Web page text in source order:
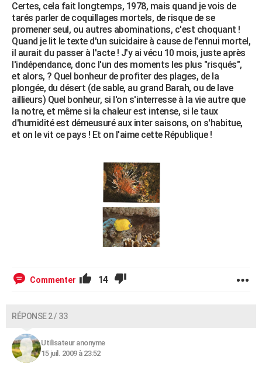
Certes, cela fait longtemps, 1978, mais quand je vois de
tarés parler de coquillages mortels, de risque de se
promener seul, ou autres abominations, c'est choquant !
Quand je lit le texte d'un suicidaire à cause de l'ennui mortel,
il aurait du passer à l'acte ! J'y ai vécu 10 mois, juste après
l'indépendance, donc l'un des moments les plus "risqués",
et alors, ? Quel bonheur de profiter des plages, de la
plongée, du désert (de sable, au grand Barah, ou de lave
aillieurs) Quel bonheur, si l'on s'interresse à la vie autre que
la notre, et même si la chaleur est intense, si le taux
d'humidité est démeusuré aux inter saisons, on s'habitue,
et on le vit ce pays ! Et on l'aime cette République !
Commenter 14
RÉPONSE 2 / 33
Utilisateur anonyme
15 juil. 2009 à 23:52